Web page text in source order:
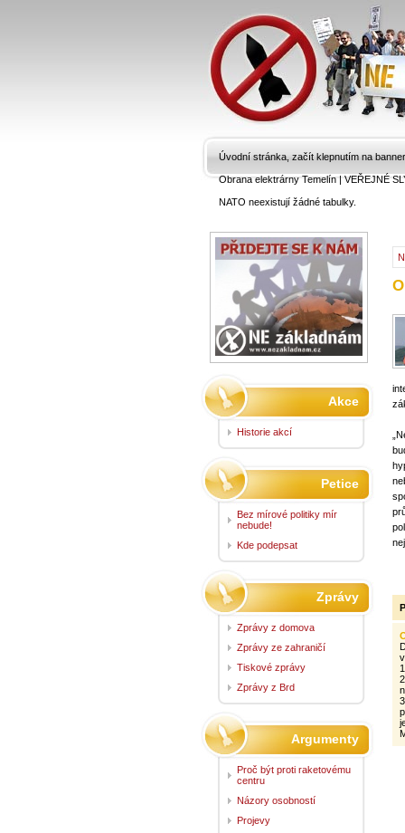
Úvodní stránka, začít klepnutím na banner
Obrana elektrárny Temelín|VEŘEJNÉ
NATO neexistují žádné tabulky.
Akce
Historie akcí
Petice
Bez mírové politiky mír
nebude!
Kde podepsat
Zprávy
Zprávy z domova
Zprávy ze zahraničí
Tiskové zprávy
Zprávy z Brd
Argumenty
Proč být proti raketovému
centru
Názory osobností
Projevy